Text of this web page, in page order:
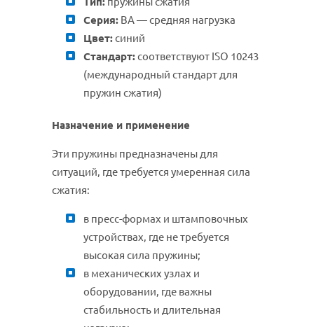
Серия: BA — средняя нагрузка
Цвет:синий
Стандарт:соответствуют ISO 10243
(международный стандарт для
пружин сжатия)
Назначение и применение
Эти пружины предназначены для
ситуаций, где требуется умеренная сила
сжатия:
в пресс-формах и штамповочных
устройствах, где не требуется
высокая сила пружины;
в механических узлах и
оборудовании, где важны
стабильность и длительная